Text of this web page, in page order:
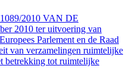
2010 VAN DE
2010 ter uitvoering van
Parlement en de Raad
van verzamelingen ruimtelijke
betrekking tot ruimtelijke